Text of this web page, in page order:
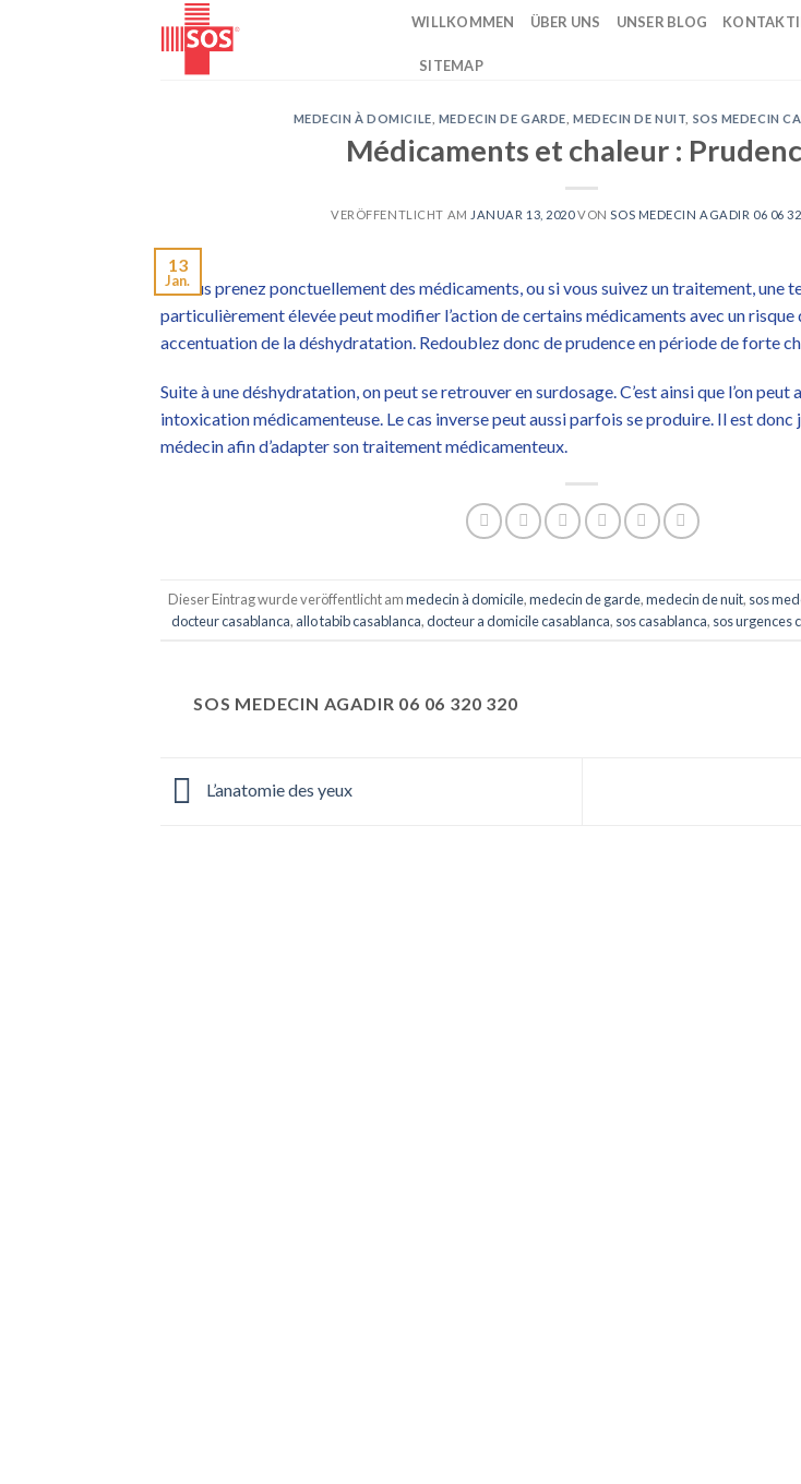
WILLKOMMEN ÜBER UNS UNSER BLOG
SITEMAP
MEDECIN À DOMICILE MEDECIN DE GARDE MEDECIN DE NUIT SOS MEDECIN
Médicaments et chaleur :
VERÖFFENTLICHT AM JANUAR 13, 2020VON SOS MEDECIN AGADIR 06 06
13
Jan.
Si vous prenez ponctuellement des médicaments, ou si vous suivez un traitement, une
particulièrement élevée peut modifier l’action de certains médicaments avec un risque
accentuation de la déshydratation. Redoublez donc de prudence en période de forte
Suite à une déshydratation, on peut se retrouver en surdosage. C’est ainsi que l’on peut
intoxication médicamenteuse. Le cas inverse peut aussi parfois se produire. Il est
médecin afin d’adapter son traitement médicamenteux.
Dieser Eintrag wurde veröffentlicht ammedecin à domicile,medecin de garde,medecin de nuit, sos
docteur casablanca, allo tabib casablanca,docteur a domicile casablanca, sos casablanca, sos urgences
SOS MEDECIN AGADIR 06 06 320 320
L’anatomie des yeux